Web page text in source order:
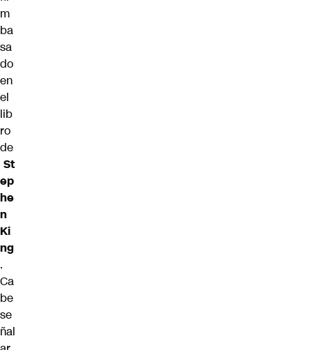
m
ba
sa
do
en
el
lib
ro
de
St
ep
he
n
Ki
ng
.
Ca
be
se
ñal